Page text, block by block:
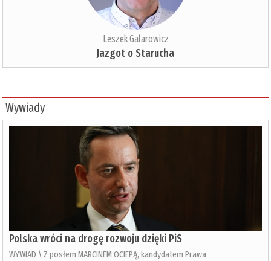
Leszek Galarowicz
Jazgot o Starucha
Wywiady
Polska wróci na drogę rozwoju dzięki PiS
WYWIAD \ Z posłem MARCINEM OCIEPĄ, kandydatem Prawa